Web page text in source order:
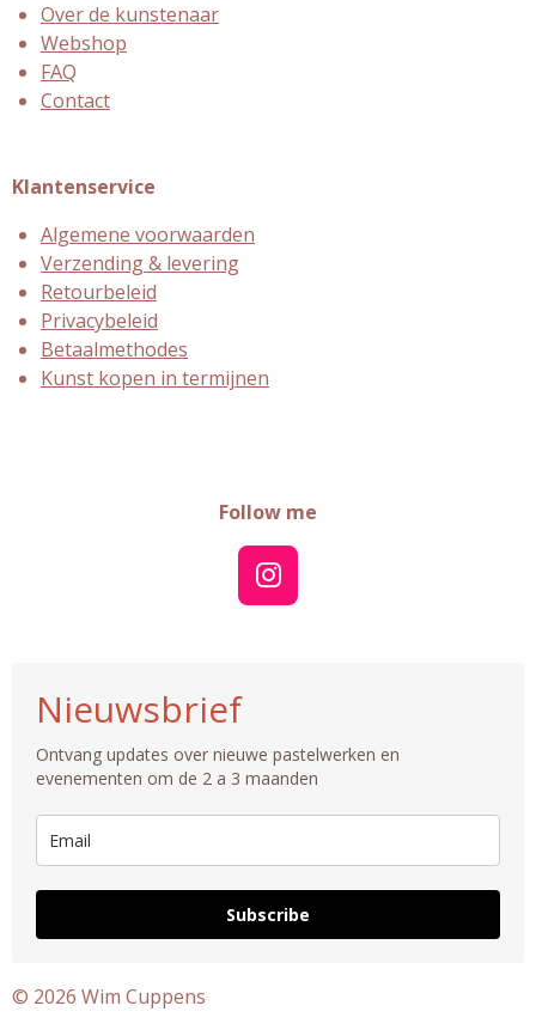
Over de kunstenaar
Webshop
FAQ
Contact
Klantenservice
Algemene voorwaarden
Verzending & levering
Retourbeleid
Privacybeleid
Betaalmethodes
Kunst kopen in termijnen
Follow me
I
n
r
a
m
Nieuwsbrief
Ontvang updates over nieuwe pastelwerken en
evenementen om de 2 a 3 maanden
Subscribe
© 2026 Wim Cuppens